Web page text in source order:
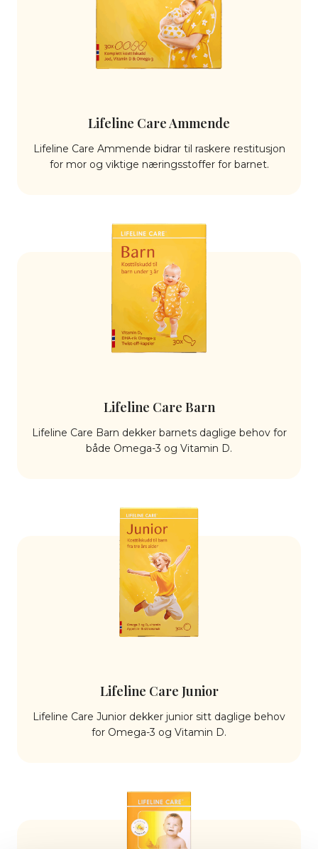
Lifeline Care Ammende
Lifeline Care Ammende bidrar til raskere restitusjon
for mor og viktige næringsstoffer for barnet.
Lifeline Care Barn
Lifeline Care Barn dekker barnets daglige behov for
både Omega-3 og Vitamin D.
Lifeline Care Junior
Lifeline Care Junior dekker junior sitt daglige behov
for Omega-3 og Vitamin D.